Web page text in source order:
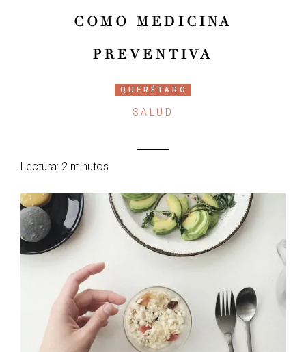
COMO MEDICINA
PREVENTIVA
QUERÉTARO
SALUD
Lectura: 2 minutos